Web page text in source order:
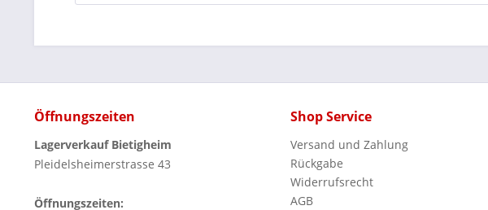
Öffnungszeiten
Lagerverkauf Bietigheim
Pleidelsheimerstrasse 43
Öffnungszeiten:
Shop Service
Versand und Zahlung
Rückgabe
Widerrufsrecht
AGB